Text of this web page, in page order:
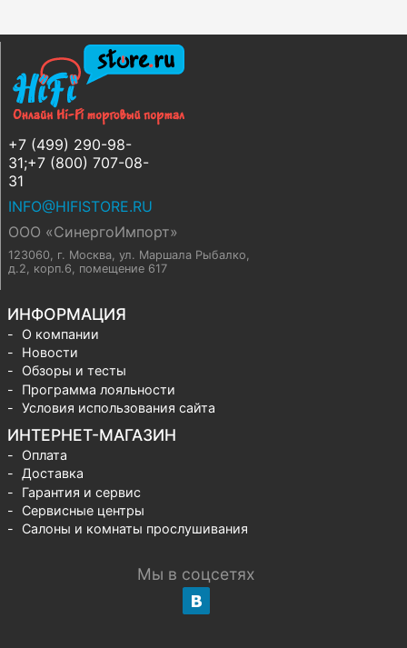
+7 (499) 290-98-
31;+7 (800) 707-08-
31
INFO@HIFISTORE.RU
ООО «СинергоИмпорт»
123060, г. Москва ул. Маршала Рыбалко,
д.2, корп.6, помещение 617
ИНФОРМАЦИЯ
О компании
Новости
Обзоры и тесты
Программа лояльности
Условия использования сайта
ИНТЕРНЕТ-МАГАЗИН
Оплата
Доставка
Гарантия и сервис
Сервисные центры
Салоны и комнаты прослушивания
Мы в соцсетях